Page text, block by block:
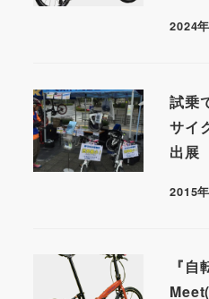
2024
試乗
サイ
出展
2015
『